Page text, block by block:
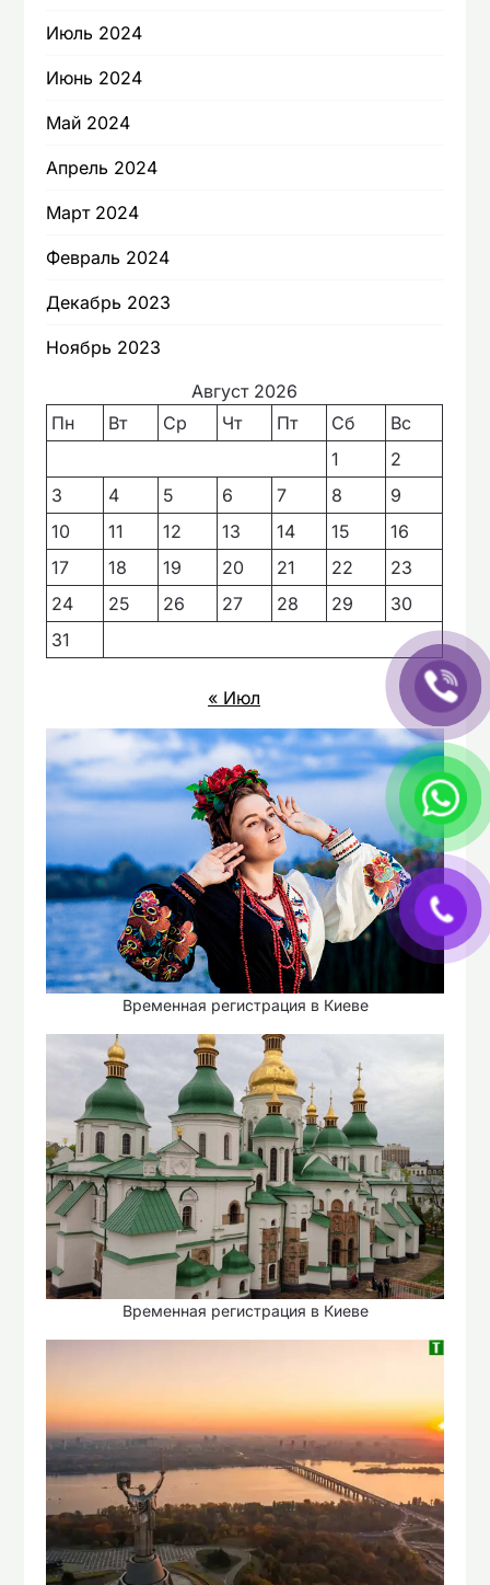
Июль 2024
Июнь 2024
Май 2024
Апрель 2024
Март 2024
Февраль 2024
Декабрь 2023
Ноябрь 2023
Август 2026
Пн
Вт Ср Чт Пт Сб
Вс
1
2
3
4 5 6 7 8
9
10
11 12 13 14 15
16
17
18 19 20 21 22
23
24
25 26 27 28 29
30
31
« Июл
Временная регистрация в Киеве
Временная регистрация в Киеве